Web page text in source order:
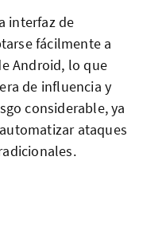
interfaz de
fácilmente a
Android, lo que
de influencia y
considerable, ya
ataques